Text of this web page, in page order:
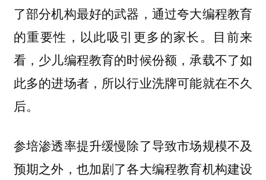
了部分机构最好的武器，通过夸大编程教育
的重要性，以此吸引更多的家长。目前来
看，少儿编程教育的时候份额，承载不了如
此多的进场者，所以行业洗牌可能就在不久
后。
参培渗透率提升缓慢除了导致市场规模不及
预期之外，也加剧了各大编程教育机构建设